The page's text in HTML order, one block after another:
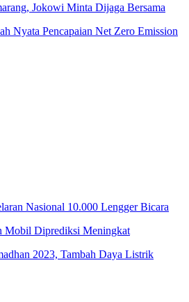
Jokowi Minta Dijaga Bersama
Nyata Pencapaian Net Zero Emission
Nasional 10.000 Lengger Bicara
Mobil Diprediksi Meningkat
2023, Tambah Daya Listrik